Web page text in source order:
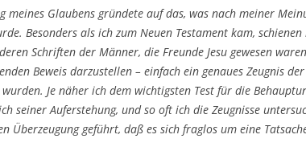
meines Glaubens gründete auf das, was nach meiner
Besonders als ich zum Neuen Testament kam,
Schriften der Männer, die Freunde Jesu gewesen
Beweis darzustellen – einfach ein genaues Zeugnis
Je näher ich dem wichtigsten Test für die
seiner Auferstehung, und so oft ich die Zeugnisse
Überzeugung geführt, daß es sich fraglos um eine